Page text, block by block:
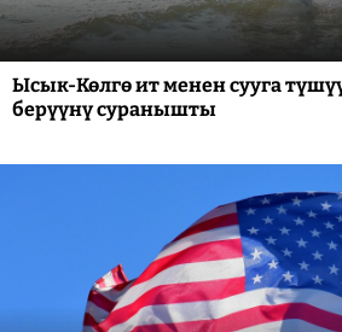
Ысык-Көлгө ит менен сууга
берүүнү суранышты